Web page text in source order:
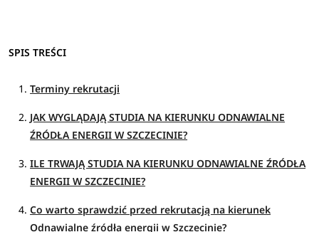
SPIS TREŚCI
Terminy rekrutacji
JAK WYGLĄDAJĄ STUDIA NA KIERUNKU ODNAWIALNE
ŹRÓDŁA ENERGII W SZCZECINIE?
ILE TRWAJĄ STUDIA NA KIERUNKU ODNAWIALNE ŹRÓDŁA
ENERGII W SZCZECINIE?
Co warto sprawdzić przed rekrutacją na kierunek
Odnawialne źródła energii w Szczecinie?